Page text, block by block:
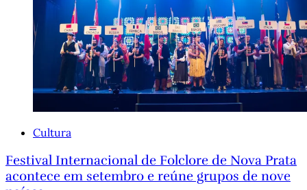
Cultura
Festival Internacional de Folclore de Nova Prata
acontece em setembro e reúne grupos de nove